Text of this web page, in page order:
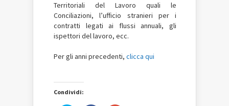
Territoriali del Lavoro quali le
Conciliazioni, l’ufficio stranieri per i
contratti legati ai flussi annuali, gli
ispettori del lavoro, ecc.
Per gli anni precedenti, clicca qui
Condividi: